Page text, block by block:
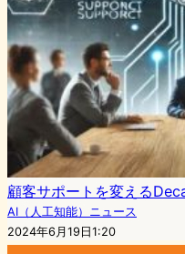
顧客サポートを変える
AI（人工知能）ニュース
2024年6月19日1:20